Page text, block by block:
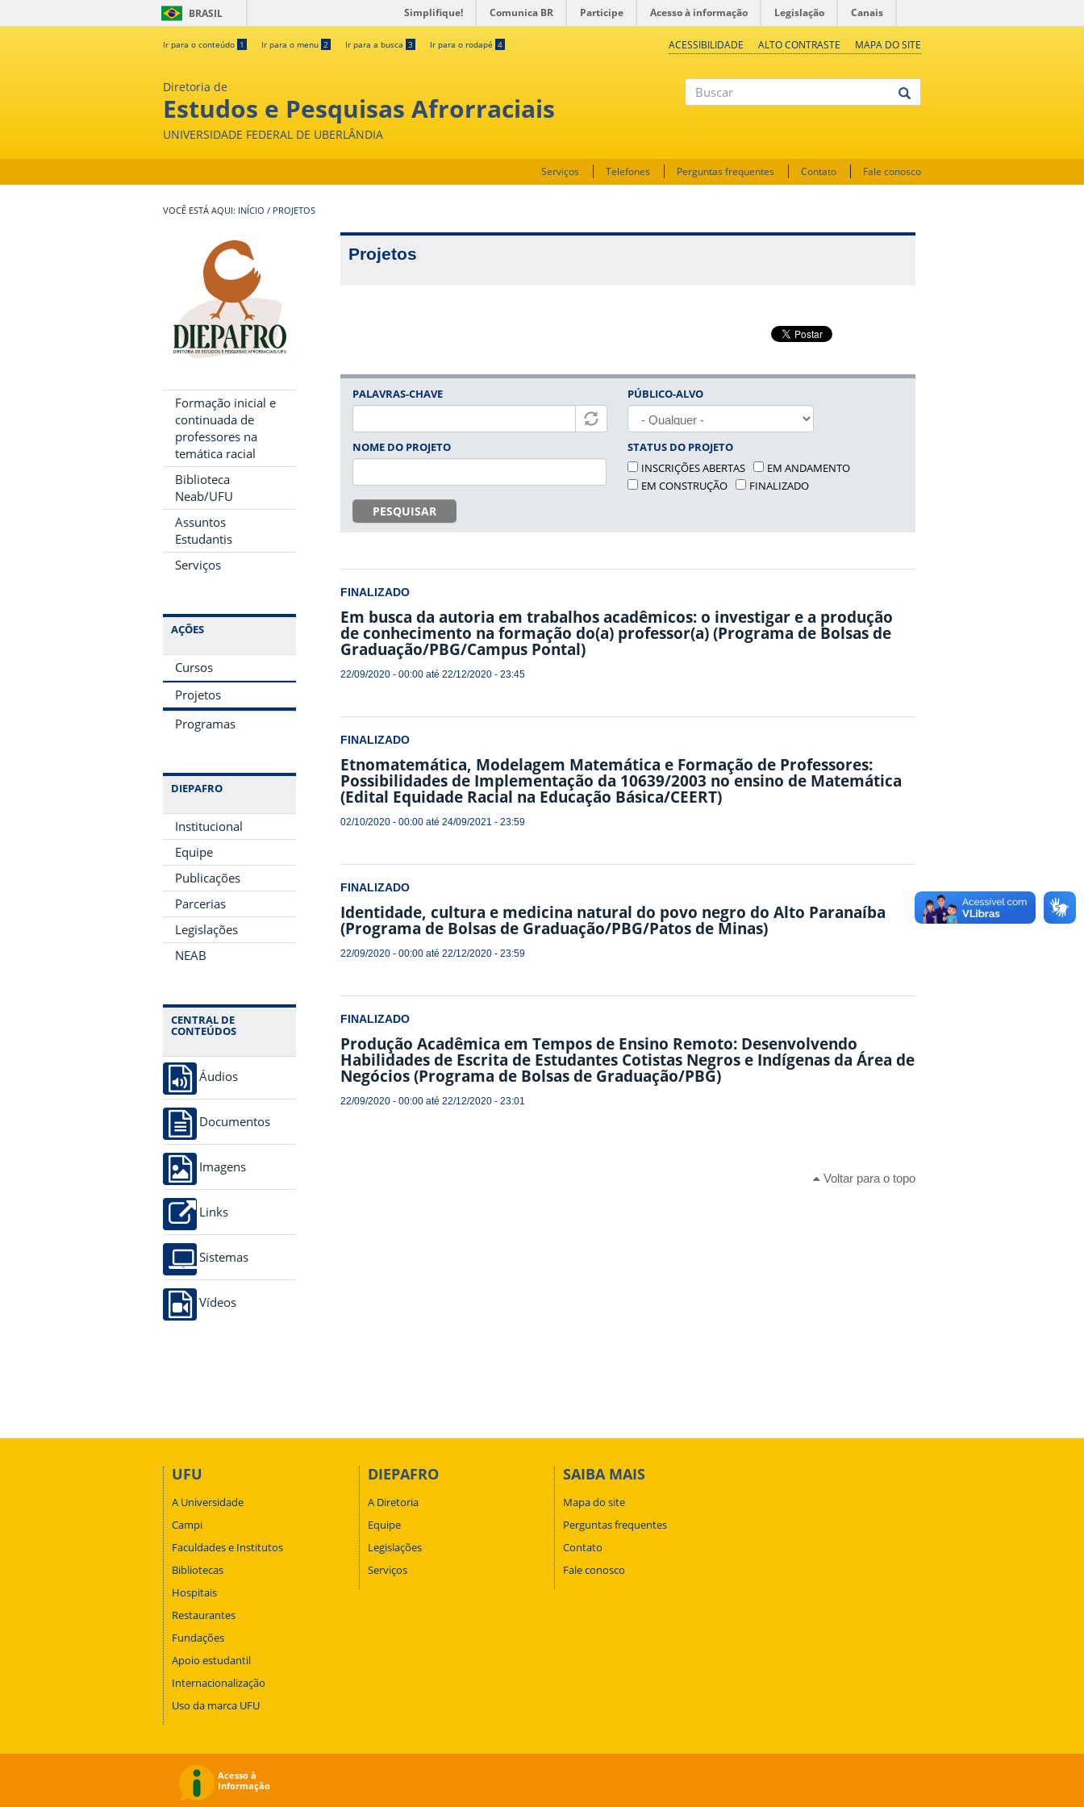
BRASIL Simplifique! Comunica BR Participe Acesso à informação Legislação Canais
Ir para o conteúdo 1 Ir para o menu 2 Ir para a busca 3 Ir para o rodapé 4 ACESSIBILIDADE ALTO CONTRASTE MAPA DO SITE
Diretoria de
Estudos e Pesquisas Afrorraciais
UNIVERSIDADE FEDERAL DE UBERLÂNDIA
Serviços Telefones Perguntas frequentes Contato Fale conosco
INÍCIO / PROJETOS
Formação inicial e
continuada de
professores na
temática racial
Biblioteca
Neab/UFU
Assuntos
Estudantis
Serviços
AÇÕES
Cursos
Projetos
Programas
DIEPAFRO
Institucional
Equipe
Publicações
Parcerias
Legislações
NEAB
CENTRAL DE
CONTEÚDOS
Áudios
Documentos
Imagens
Links
Sistemas
Vídeos
Projetos
PALAVRAS-CHAVE
NOME DO PROJETO
PESQUISAR
PÚBLICO-ALVO
STATUS DO PROJETO
INSCRIÇÕES ABERTAS
EM ANDAMENTO
EM CONSTRUÇÃO
FINALIZADO
FINALIZADO
Em busca da autoria em trabalhos acadêmicos: o investigar e a produção
de conhecimento na formação do(a) professor(a) (Programa de Bolsas de
Graduação/PBG/Campus Pontal)
22/09/2020 - 00:00 até 22/12/2020 - 23:45
FINALIZADO
Etnomatemática, Modelagem Matemática e Formação de Professores:
Possibilidades de Implementação da 10639/2003 no ensino de Matemática
(Edital Equidade Racial na Educação Básica/CEERT)
02/10/2020 - 00:00 até 24/09/2021 - 23:59
FINALIZADO
Identidade, cultura e medicina natural do povo negro do Alto Paranaíba
(Programa de Bolsas de Graduação/PBG/Patos de Minas)
22/09/2020 - 00:00 até 22/12/2020 - 23:59
FINALIZADO
Produção Acadêmica em Tempos de Ensino Remoto: Desenvolvendo
Habilidades de Escrita de Estudantes Cotistas Negros e Indígenas da Área de
Negócios (Programa de Bolsas de Graduação/PBG)
22/09/2020 - 00:00 até 22/12/2020 - 23:01
Voltar para o topo
UFU
A Universidade
Campi
Faculdades e Institutos
Bibliotecas
Hospitais
Restaurantes
Fundações
Apoio estudantil
Internacionalização
Uso da marca UFU
DIEPAFRO
A Diretoria
Equipe
Legislações
Serviços
SAIBA MAIS
Mapa do site
Perguntas frequentes
Contato
Fale conosco